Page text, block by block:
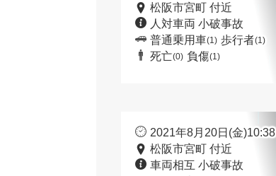
松阪市宮町 付近
人対車両 小破事故
普通乗用車(1) 歩行者(1)
死亡(0) 負傷(1)
2021年8月20日(金)10:38
松阪市宮町 付近
車両相互 小破事故